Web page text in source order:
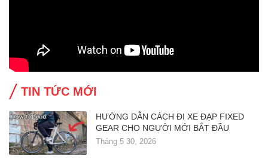
TIN TỨC MỚI
HƯỚNG DẪN CÁCH ĐI XE ĐẠP FIXED
GEAR CHO NGƯỜI MỚI BẮT ĐẦU
Tháng 5 30, 2026